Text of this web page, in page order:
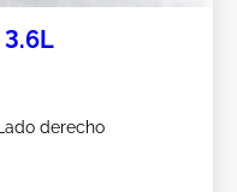
3.6L
derecho